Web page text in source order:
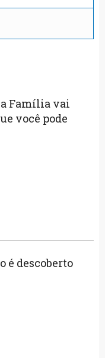
Família vai
você pode
é descoberto